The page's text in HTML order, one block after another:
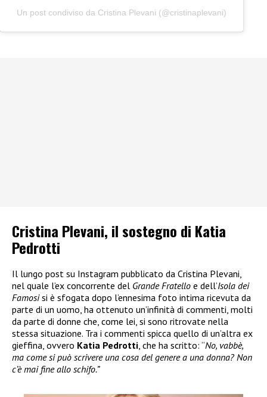
Un post condiviso da Cristina Plevani (@cristinaplevani)
Cristina Plevani, il sostegno di Katia
Pedrotti
Il lungo post su Instagram pubblicato da Cristina Plevani,
nel quale l’ex concorrente del Grande Fratello e dell’Isola dei
Famosisi è sfogata dopo l’ennesima foto intima ricevuta da
parte di un uomo, ha ottenuto un’infinità di commenti, molti
da parte di donne che, come lei, si sono ritrovate nella
stessa situazione. Tra i commenti spicca quello di un’altra ex
gieffina, ovvero Katia Pedrotti, che ha scritto: “No, vabbè,
ma come si può scrivere una cosa del genere a una donna? Non
c’è mai fine allo schifo.”